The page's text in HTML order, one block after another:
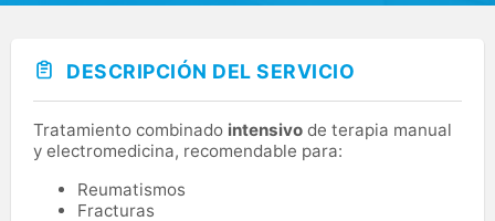
DESCRIPCIÓN DEL SERVICIO
Tratamiento combinado intensivo de terapia manual
y electromedicina, recomendable para:
Reumatismos
Fracturas